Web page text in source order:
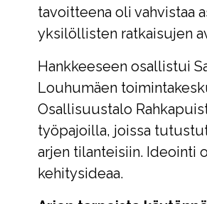
tavoitteena oli vahvistaa
yksilöllisten ratkaisujen
Hankkeeseen osallistui
Louhumäen
Osallisuustalo
työpajoilla, joissa
arjen tilanteisiin. Ideointi
kehitysideaa.